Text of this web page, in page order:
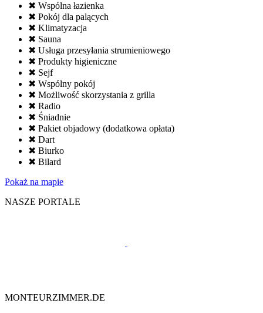
✖ Wspólna łazienka
✖ Pokój dla palących
✖ Klimatyzacja
✖ Sauna
✖ Usługa przesyłania strumieniowego
✖ Produkty higieniczne
✖ Sejf
✖ Wspólny pokój
✖ Możliwość skorzystania z grilla
✖ Radio
✖ Śniadnie
✖ Pakiet objadowy (dodatkowa opłata)
✖ Dart
✖ Biurko
✖ Bilard
Pokaż na mapie
NASZE PORTALE
MONTEURZIMMER.DE